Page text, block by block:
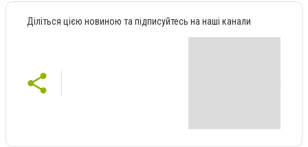
Діліться цією новиною та підписуйтесь на наші канали